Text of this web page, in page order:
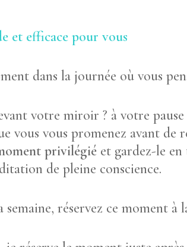
et efficace pour vous
dans la journée où vous
votre miroir ? à votre
vous vous promenez avant de
privilégié et gardez-le en
de pleine conscience.
réservez ce moment à